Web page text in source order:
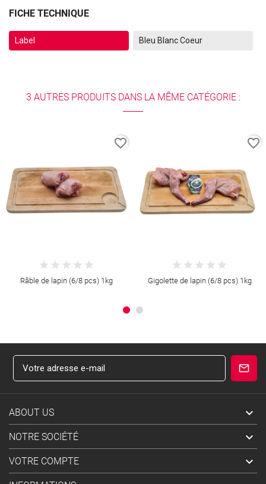
FICHE TECHNIQUE
Label Bleu Blanc Coeur
3 AUTRES PRODUITS DANS LA MÊME CATÉGORIE :
Râble de lapin (6/8 pcs) 1kg
favorite_border
Gigolette de lapin (6/8 pcs) 1kg
favorite_border
ABOUT US 
NOTRE SOCIÉTÉ 
VOTRE COMPTE 